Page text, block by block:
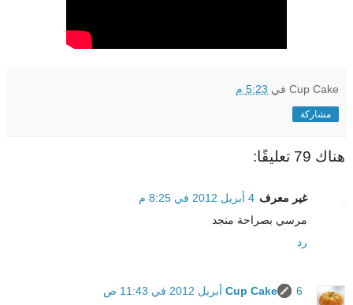
Cup Cake في 5:23 م
مشاركة
هناك 79 تعليقًا:
غير معرف 4 أبريل 2012 في 8:25 م
مرسي بصراحة منجد
رد
Cup Cake
6 أبريل 2012 في 11:43 ص